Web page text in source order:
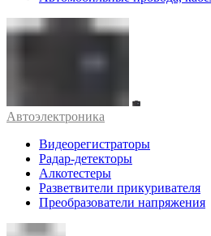
Автоэлектроника
Видеорегистраторы
Радар-детекторы
Алкотестеры
Разветвители прикуривателя
Преобразователи напряжения